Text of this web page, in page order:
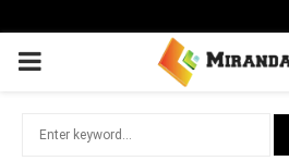
PRIMARY